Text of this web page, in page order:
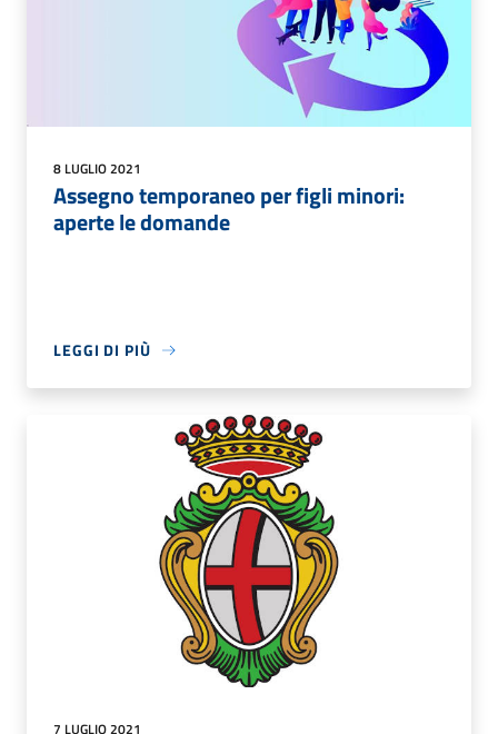
8 LUGLIO 2021
Assegno temporaneo per figli minori:
aperte le domande
LEGGI DI PIÙ
7 LUGLIO 2021